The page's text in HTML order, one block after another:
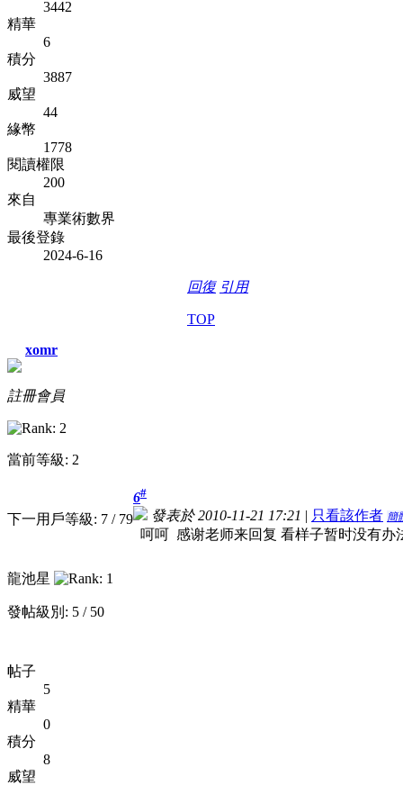
3442
精華
6
積分
3887
威望
44
緣幣
1778
閱讀權限
200
來自
專業術數界
最後登錄
2024-6-16
回復 引用
TOP
xomr
註冊會員
當前等級: 2
下一用戶等級: 7 / 79
龍池星
發帖級別: 5 / 50
帖子
5
精華
0
積分
8
威望
6#
發表於 2010-11-21 17:21 | 只看該作者 簡
呵呵 感谢老师来回复 看样子暂时没有